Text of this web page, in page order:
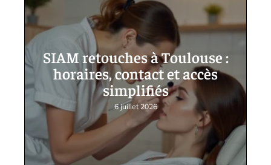
SIAM retouches à Toulouse :
horaires, contact et accès
simplifiés
6 juillet 2026